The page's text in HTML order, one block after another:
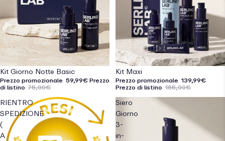
In offerta
Kit Giorno Notte Basic
Prezzo promozionale 59,99€ Prezzo
di listino 75,00€
In offerta
Kit Maxi
Prezzo promozionale 139,99€
Prezzo di listino 185,00€
RIENTRO
SPEDIZIONE
(
A
Siero
Giorno
3-
in-